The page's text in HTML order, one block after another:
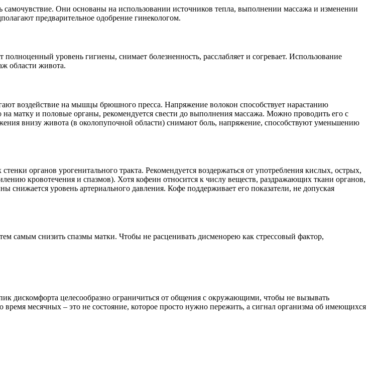
Они основаны на использовании источников тепла, выполнении массажа и изменении
предварительное одобрение гинекологом.
уровень гигиены, снимает болезненность, расслабляет и согревает. Использование
области живота.
воздействие на мышцы брюшного пресса. Напряжение волокон способствует нарастанию
матку и половые органы, рекомендуется свести до выполнения массажа. Можно проводить его с
внизу живота (в околопупочной области) снимают боль, напряжение, способствуют уменьшению
органов урогенитального тракта. Рекомендуется воздержаться от употребления кислых, острых,
кровотечения и спазмов). Хотя кофеин относится к числу веществ, раздражающих ткани органов,
уровень артериального давления. Кофе поддерживает его показатели, не допуская
самым снизить спазмы матки. Чтобы не расценивать дисменорею как стрессовый фактор,
дискомфорта целесообразно ограничиться от общения с окружающими, чтобы не вызывать
месячных – это не состояние, которое просто нужно пережить, а сигнал организма об имеющихся